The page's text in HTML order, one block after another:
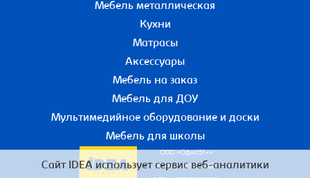
Мебель металлическая
Кухни
Матрасы
Аксессуары
Мебель на заказ
Мебель для ДОУ
Мультимедийное оборудование и доски
Мебель для школы
ООО «Офис51+»
ИНН 5190055780
Сайт IDEA использует сервис веб-аналитики